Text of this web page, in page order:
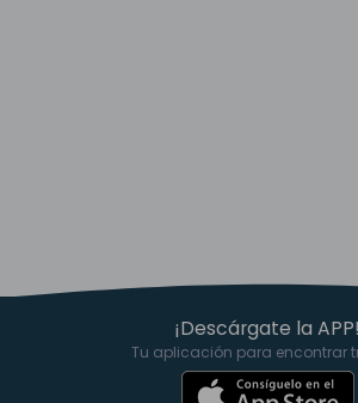
¡Descárgate la APP!
Tu aplicación para encontrar